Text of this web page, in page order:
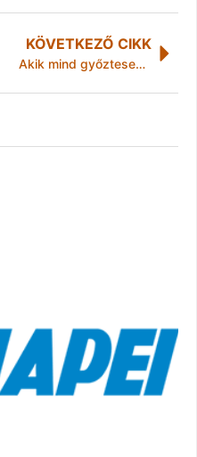
KÖVETKEZŐ CIKK
Akik mind győztesek lettek